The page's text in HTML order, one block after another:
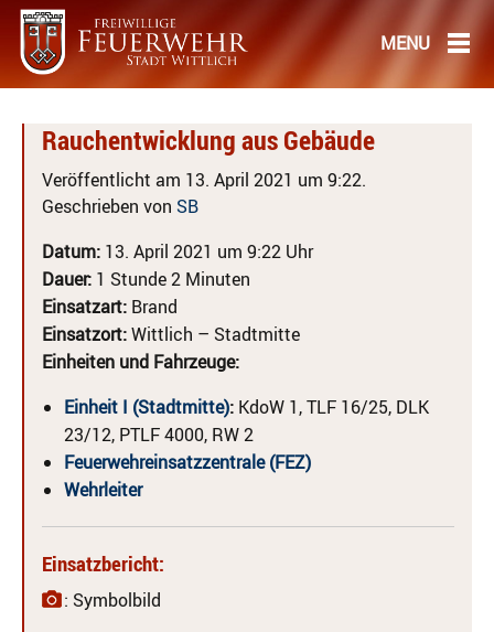
Rauchentwicklung aus Gebäude
Veröffentlicht am 13. April 2021 um 9:22.
Geschrieben von SB
Datum: 13. April 2021 um 9:22 Uhr
Dauer: 1 Stunde 2 Minuten
Einsatzart: Brand
Einsatzort:Wittlich – Stadtmitte
Einheiten und Fahrzeuge:
Einheit I (Stadtmitte): KdoW 1, TLF 16/25, DLK
23/12, PTLF 4000, RW 2
Feuerwehreinsatzzentrale (FEZ)
Wehrleiter
Einsatzbericht:
: Symbolbild